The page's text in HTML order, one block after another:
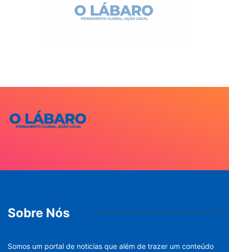
Sobre Nós
Somos um portal de noticias que além de trazer um conteúdo